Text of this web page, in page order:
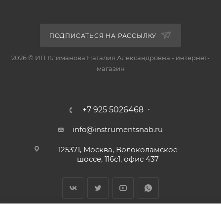
ПОДПИСАТЬСЯ НА РАССЫЛКУ
2026 © ИП Климанова Наталия Александровна - интернет-
магазин
+7 925 5026468
info@instrumentsnab.ru
125371, Москва, Волоколамское
шоссе, 116с1, офис 437